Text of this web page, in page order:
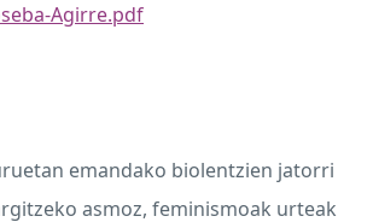
Agirre.pdf
emandako biolentzien jatorri
asmoz, feminismoak urteak